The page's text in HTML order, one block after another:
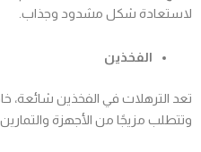
لاستعادة شكل مشدود وجذاب.
الفخذين
تعد الترهلات في الفخذين شائعة،
وتتطلب مزيجًا من الأجهزة